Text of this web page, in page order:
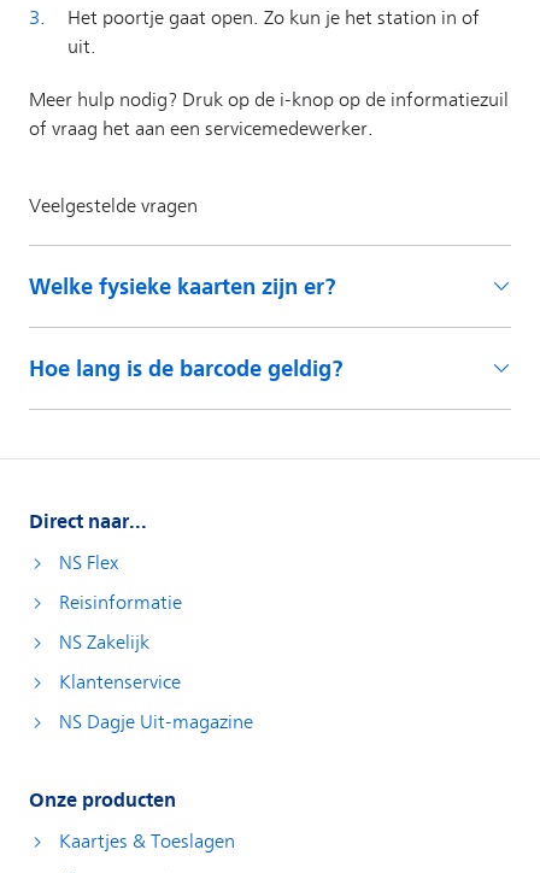
Direct naar...
NS Flex
Reisinformatie
NS Zakelijk
Klantenservice
NS Dagje Uit-magazine
Onze producten
Kaartjes & Toeslagen